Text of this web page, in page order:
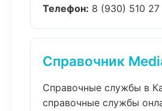
Телефон: 8 (930) 510 27
Справочник
Справочные службы в
справочные службы